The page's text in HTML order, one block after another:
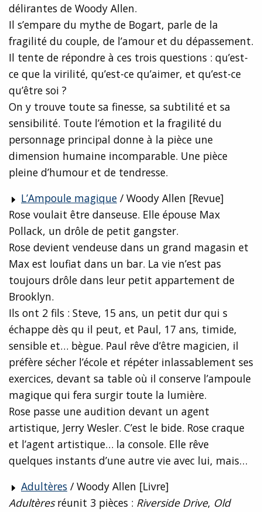
délirantes de Woody Allen.
Il s’empare du mythe de Bogart, parle de la
fragilité du couple, de l’amour et du dépassement.
Il tente de répondre à ces trois questions : qu’est-
ce que la virilité, qu’est-ce qu’aimer, et qu’est-ce
qu’être soi ?
On y trouve toute sa finesse, sa subtilité et sa
sensibilité. Toute l’émotion et la fragilité du
personnage principal donne à la pièce une
dimension humaine incomparable. Une pièce
pleine d’humour et de tendresse.
L’Ampoule magique / Woody Allen [Revue]
Rose voulait être danseuse. Elle épouse Max
Pollack, un drôle de petit gangster.
Rose devient vendeuse dans un grand magasin et
Max est loufiat dans un bar. La vie n’est pas
toujours drôle dans leur petit appartement de
Brooklyn.
Ils ont 2 fils : Steve, 15 ans, un petit dur qui s
échappe dès qu il peut, et Paul, 17 ans, timide,
sensible et… bègue. Paul rêve d’être magicien, il
préfère sécher l’école et répéter inlassablement ses
exercices, devant sa table où il conserve l’ampoule
magique qui fera surgir toute la lumière.
Rose passe une audition devant un agent
artistique, Jerry Wesler. C’est le bide. Rose craque
et l’agent artistique… la console. Elle rêve
quelques instants d’une autre vie avec lui, mais…
Adultères / Woody Allen [Livre]
Adultèresréunit 3 pièces : Riverside Drive, Old